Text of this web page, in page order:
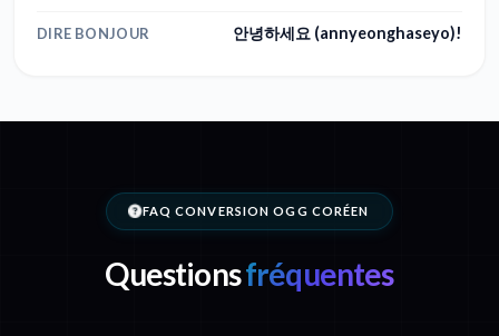
DIRE BONJOUR 안녕하세요 (annyeonghaseyo)!
FAQ CONVERSION OGG CORÉEN
Questionsfréquentes